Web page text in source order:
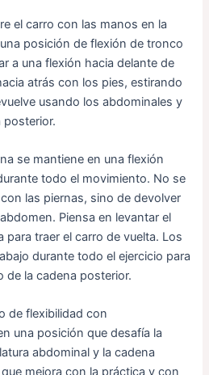
el carro con las manos en la
posición de flexión de tronco
a una flexión hacia delante de
atrás con los pies, estirando
usando los abdominales y
posterior.
se mantiene en una flexión
todo el movimiento. No se
las piernas, sino de devolver
Piensa en levantar el
para traer el carro de vuelta. Los
durante todo el ejercicio para
de la cadena posterior.
de flexibilidad con
una posición que desafía la
abdominal y la cadena
mejora con la práctica y con